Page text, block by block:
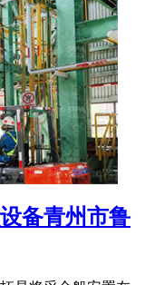
备青州市鲁